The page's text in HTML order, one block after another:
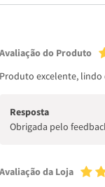
Avaliação do Produto
Produto excelente,
Resposta
Obrigada pelo
Avaliação da Loja